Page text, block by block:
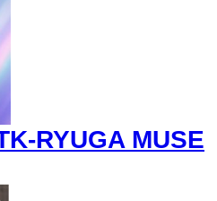
RYUGA MUSE